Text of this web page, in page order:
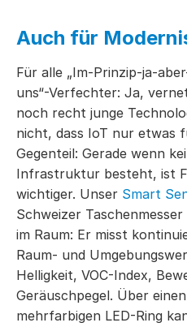
Auch für
Für alle „Im-Prinzip-ja-
uns“-Verfechter: Ja,
noch recht junge
nicht, dass IoT nur etwas
Gegenteil: Gerade wenn
Infrastruktur besteht, ist
wichtiger. Unser Smart
Schweizer
im Raum: Er misst
Raum- und
Helligkeit, VOC-Index,
Geräuschpegel. Über
mehrfarbigen LED-Ring